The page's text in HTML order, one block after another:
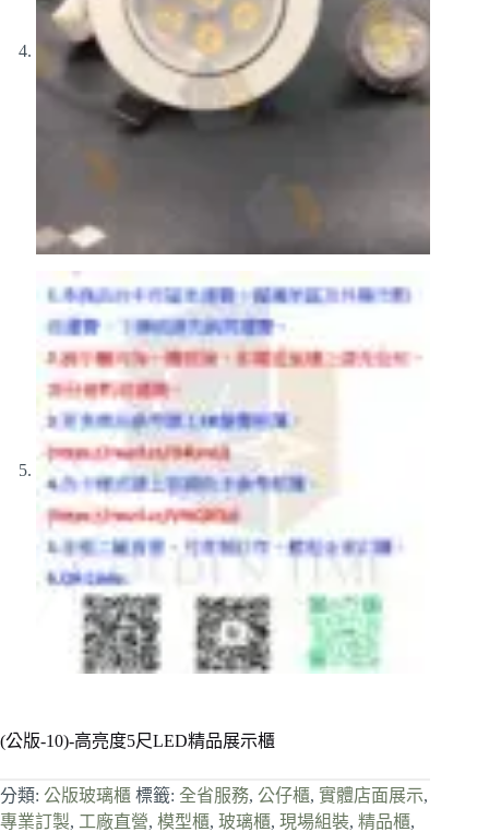
(公版-10)-高亮度5尺LED精品展示櫃
分類: 公版玻璃櫃 標籤: 全省服務, 公仔櫃, 實體店面展示,
專業訂製, 工廠直營, 模型櫃, 玻璃櫃, 現場組裝, 精品櫃,